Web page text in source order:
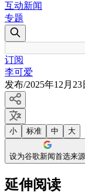
互动新闻
专题
订阅
李可爱
发布/2025年12月23
小 标准 中 大
设为谷歌新闻首选来源
延伸阅读